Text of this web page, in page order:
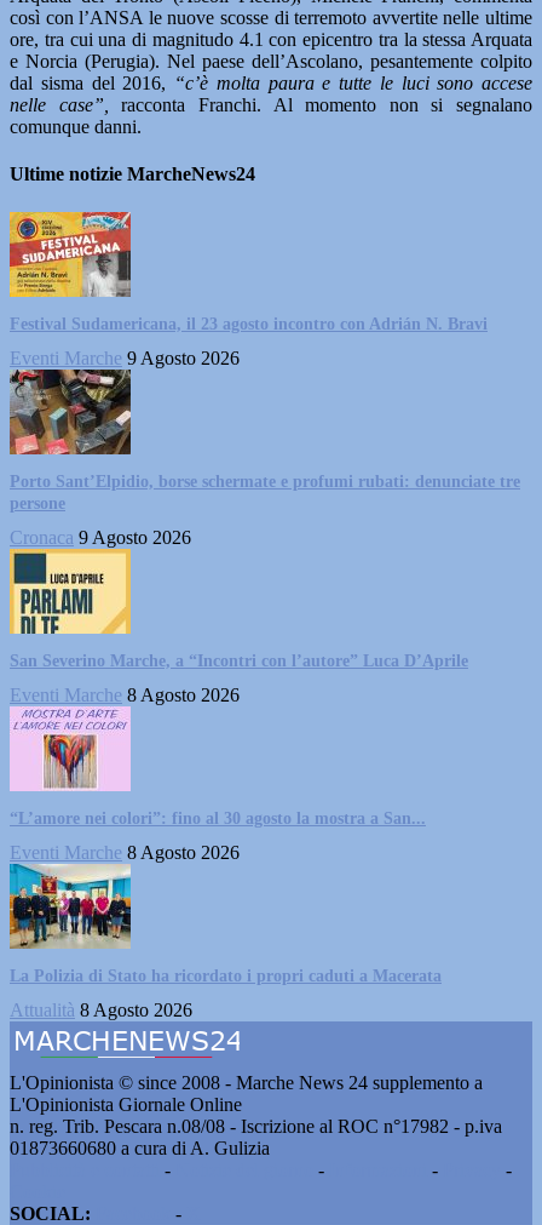
così con l’ANSA le nuove scosse di terremoto avvertite nelle ultime
ore, tra cui una di magnitudo 4.1 con epicentro tra la stessa Arquata
e Norcia (Perugia). Nel paese dell’Ascolano, pesantemente colpito
dal sisma del 2016, “c’è molta paura e tutte le luci sono accese
nelle case”,
racconta Franchi. Al momento non si segnalano
comunque danni.
Ultime notizie MarcheNews24
Festival Sudamericana, il 23 agosto incontro con Adrián N. Bravi
Eventi Marche 9 Agosto 2026
Porto Sant’Elpidio, borse schermate e profumi rubati: denunciate tre
persone
Cronaca 9 Agosto 2026
San Severino Marche, a “Incontri con l’autore” Luca D’Aprile
Eventi Marche 8 Agosto 2026
“L’amore nei colori”: fino al 30 agosto la mostra a San...
Eventi Marche 8 Agosto 2026
La Polizia di Stato ha ricordato i propri caduti a Macerata
Attualità 8 Agosto 2026
L'Opinionista © since 2008 - Marche News 24 supplemento a
L'Opinionista Giornale Online
n. reg. Trib. Pescara n.08/08 - Iscrizione al ROC n°17982 - p.iva
01873660680 a cura di A. Gulizia
- - -
-
SOCIAL:
-